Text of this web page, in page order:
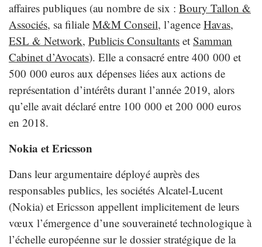
affaires publiques (au nombre de six : Boury Tallon &
Associés, sa filiale M&M Conseil, l’agence Havas,
ESL & Network, Publicis Consultants et Samman
Cabinet d’Avocats). Elle a consacré entre 400 000 et
500 000 euros aux dépenses liées aux actions de
représentation d’intérêts durant l’année 2019, alors
qu’elle avait déclaré entre 100 000 et 200 000 euros
en 2018.
Nokia et Ericsson
Dans leur argumentaire déployé auprès des
responsables publics, les sociétés Alcatel-Lucent
(Nokia) et Ericsson appellent implicitement de leurs
vœux l’émergence d’une souveraineté technologique à
l’échelle européenne sur le dossier stratégique de la